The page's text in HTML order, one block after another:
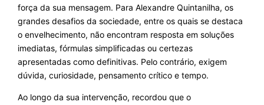
força da sua mensagem. Para Alexandre Quintanilha, os
grandes desafios da sociedade, entre os quais se destaca
o envelhecimento, não encontram resposta em soluções
imediatas, fórmulas simplificadas ou certezas
apresentadas como definitivas. Pelo contrário, exigem
dúvida, curiosidade, pensamento crítico e tempo.
Ao longo da sua intervenção, recordou que o